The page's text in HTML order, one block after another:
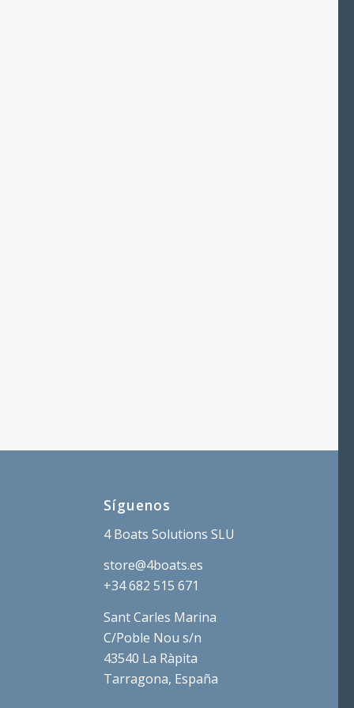
Síguenos
4 Boats Solutions SLU
store@4boats.es
+34 682 515 671
Sant Carles Marina
C/Poble Nou s/n
43540 La Ràpita
Tarragona, España